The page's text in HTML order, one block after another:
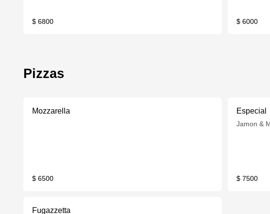
$ 6800 $ 6000
Pizzas
Mozzarella
$ 6500
Especial
Jamon &
$ 7500
Fugazzetta